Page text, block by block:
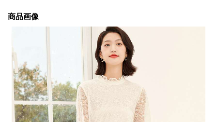
商品画像